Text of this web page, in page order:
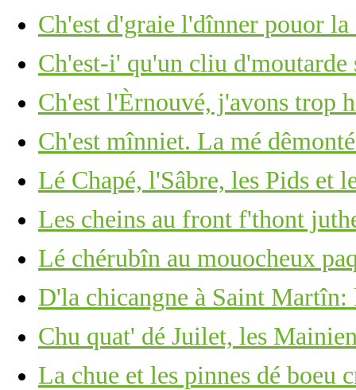
Ch'est d'graie l'dînner pouor
Ch'est-i' qu'un cliu d'moutarde
Ch'est l'Èrnouvé, j'avons trop
Ch'est mînniet. La mé
Lé Chapé, l'Sâbre, les Pids et
Les cheins au front f'thont
Lé chérubîn au mouocheux
D'la chicangne à Saint Martîn:
Chu quat' dé Juilet, les
La chue et les pinnes dé boeu